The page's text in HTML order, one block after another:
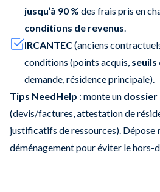
jusqu’à 90 % des frais pris en
conditions de revenus.
IRCANTEC(anciens
conditions (points acquis, seuils
demande, résidence principale).
Tips NeedHelp : monte un dossier
(devis/factures, attestation de
justificatifs de ressources). Dépose
déménagement pour éviter le hors-